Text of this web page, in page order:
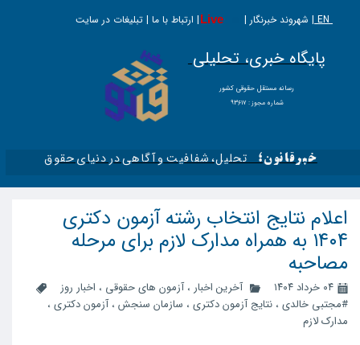
EN | شهروند خبرنگار | | ارتباط با ما | تبلیغات در سایت
Live
پایگاه خبری، تحلیلی
​​​​رسانه مستقل حقوقی کشور
شماره مجوز : ۹۳۶۱۷
خبرقانون؛ تحلیل، شفافیت و آگاهی در دنیای حقوق​​​​​​​
اعلام نتایج انتخاب رشته آزمون دکتری
۱۴۰۴ به همراه مدارک لازم برای مرحله
مصاحبه
۰۴ خرداد ۱۴۰۴ آخرین اخبار ،آزمون های حقوقی ، اخبار روز
#مجتبی خالدی ، نتایج آزمون دکتری ، سازمان سنجش ،آزمون دکتری ،
مدارک لازم